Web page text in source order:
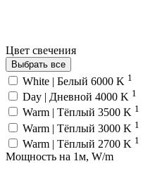
Цвет свечения
Выбрать все
White | Белый 6000 K 1
Day | Дневной 4000 K 1
Warm | Тёплый 3500 K 1
Warm | Тёплый 3000 K 1
Warm | Тёплый 2700 K 1
Мощность на 1м, W/m